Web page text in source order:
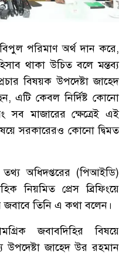
পরিমাণ অর্থ দান করে,
থাকা উচিত বলে মন্তব্য
বিষয়ক উপদেষ্টা জাহেদ
এটি কেবল নির্দিষ্ট কোনো
সব মাজারের ক্ষেত্রেই এই
সরকারেরও কোনো দ্বিমত
অধিদপ্তরের (পিআইডি)
নিয়মিত প্রেস ব্রিফিংয়ে
জবাবে তিনি এ কথা বলেন।
জবাবদিহির বিষয়ে
উপদেষ্টা জাহেদ উর রহমান